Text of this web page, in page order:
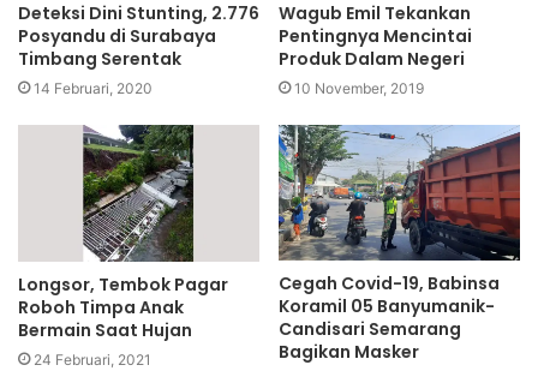
Deteksi Dini Stunting, 2.776
Posyandu di Surabaya
Timbang Serentak
14 Februari, 2020
Wagub Emil Tekankan
Pentingnya Mencintai
Produk Dalam Negeri
10 November, 2019
Longsor, Tembok Pagar
Roboh Timpa Anak
Bermain Saat Hujan
24 Februari, 2021
Cegah Covid-19, Babinsa
Koramil 05 Banyumanik-
Candisari Semarang
Bagikan Masker